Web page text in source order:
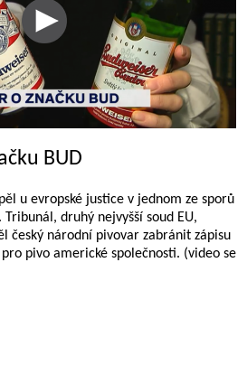
BUD
u evropské justice v jednom ze sporů
druhý nejvyšší soud EU,
český národní pivovar zabránit zápisu
pivo americké společnosti. (video se